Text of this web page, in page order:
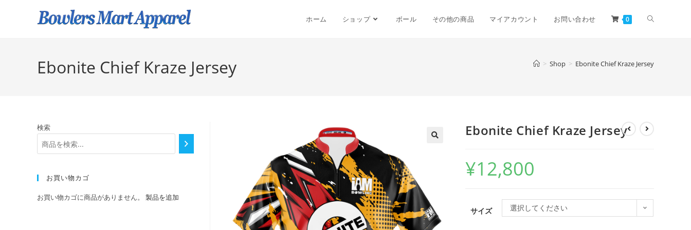
ホーム ショップ ボール その他の商品 マイアカウント お問い合わせ 0
Ebonite Chief Kraze Jersey > Shop > Ebonite Chief Kraze Jersey
Ebonite Chief Kraze Jersey
¥12,800
サイズ 選択してください
検索
お買い物カゴ
お買い物カゴに商品がありません。 製品を追加